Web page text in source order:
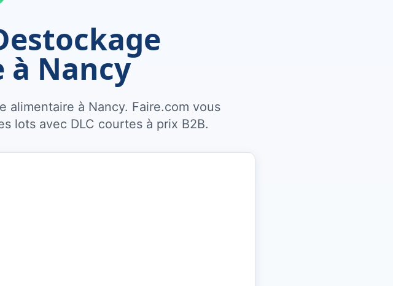
Nancy
alimentaire à Nancy. Faire.com vous
lots avec DLC courtes à prix B2B.